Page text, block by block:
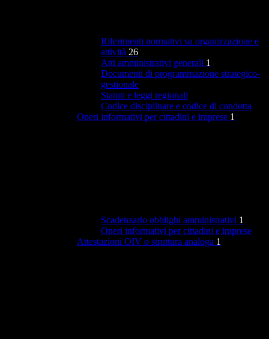
Riferimenti normativi su organizzazione e
attività 26
Atti amministrativi generali 1
Documenti di programmazione strategico-
gestionale
Statuti e leggi regionali
Codice disciplinare e codice di condotta
Oneri informativi per cittadini e imprese 1
Scadenzario obblighi amministrativi 1
Oneri informativi per cittadini e imprese
Attestazioni OIV o struttura analoga 1